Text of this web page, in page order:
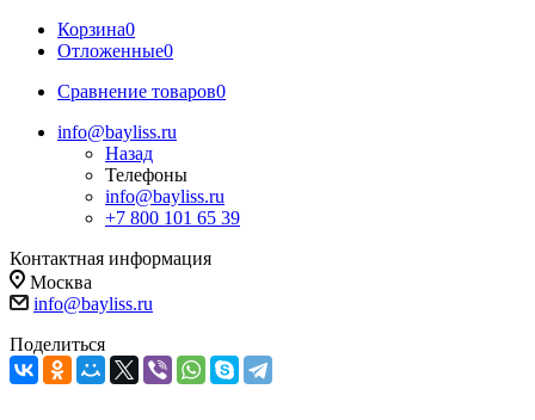
Корзина0
Отложенные0
Сравнение товаров0
info@bayliss.ru
Назад
Телефоны
info@bayliss.ru
+7 800 101 65 39
Контактная информация
Москва
info@bayliss.ru
Поделиться